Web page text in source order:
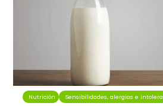
Nutrición Sensibilidades, alergias e